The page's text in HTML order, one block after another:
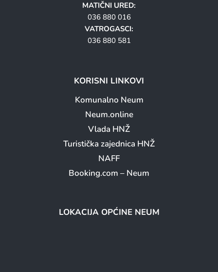
MATIČNI URED:
036 880 016
VATROGASCI:
036 880 581
KORISNI LINKOVI
Komunalno Neum
Neum.online
Vlada HNŽ
Turistička zajednica HNŽ
NAFF
Booking.com – Neum
LOKACIJA OPĆINE NEUM